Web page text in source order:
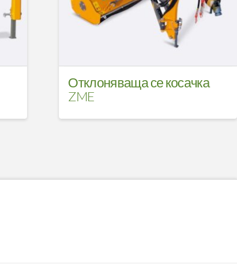
Отклоняваща се косачка
ZME